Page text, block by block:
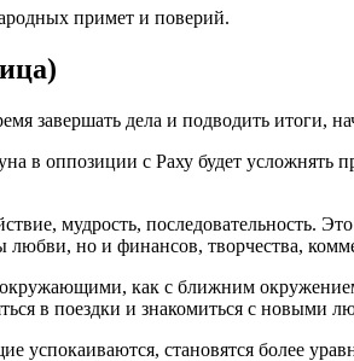
примет и поверий.
завершать дела и подводить итоги,
в оппозиции с Раху будет
мудрость, последовательность.
любви, но и финансов, творчества,
как с ближним
в поездки и знакомиться с новыми
становятся более